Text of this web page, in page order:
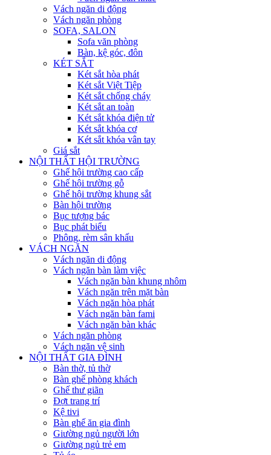
Vách ngăn di động
Vách ngăn phòng
SOFA, SALON
Sofa văn phòng
Bàn, kệ góc, đôn
KÉT SẮT
Két sắt hòa phát
Két sắt Việt Tiệp
Két sắt chống cháy
Két sắt an toàn
Két sắt khóa điện tử
Két sắt khóa cơ
Két sắt khóa vân tay
Giá sắt
NỘI THẤT HỘI TRƯỜNG
Ghế hội trường cao cấp
Ghế hội trường gỗ
Ghế hội trường khung sắt
Bàn hội trường
Bục tượng bác
Bục phát biểu
Phông, rèm sân khấu
VÁCH NGĂN
Vách ngăn di động
Vách ngăn bàn làm việc
Vách ngăn bàn khung nhôm
Vách ngăn trên mặt bàn
Vách ngăn hòa phát
Vách ngăn bàn fami
Vách ngăn bàn khác
Vách ngăn phòng
Vách ngăn vệ sinh
NỘI THẤT GIA ĐÌNH
Bàn thờ, tủ thờ
Bàn ghế phòng khách
Ghế thư giãn
Đợt trang trí
Kệ tivi
Bàn ghế ăn gia đình
Giường ngủ người lớn
Giường ngủ trẻ em